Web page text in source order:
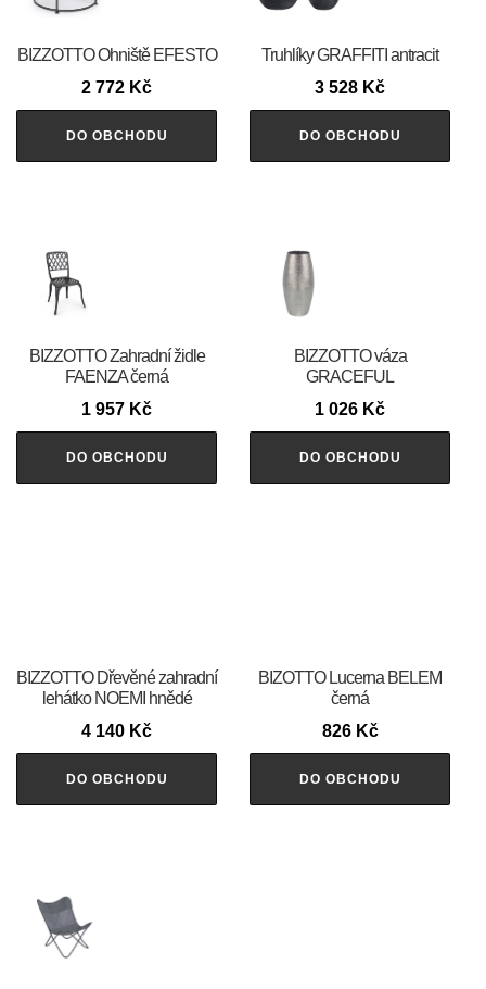
BIZZOTTO Ohniště EFESTO
2 772 Kč
DO OBCHODU
Truhlíky GRAFFITI antracit
3 528 Kč
DO OBCHODU
BIZZOTTO Zahradní židle
FAENZA černá
1 957 Kč
DO OBCHODU
BIZZOTTO váza
GRACEFUL
1 026 Kč
DO OBCHODU
BIZZOTTO Dřevěné zahradní
lehátko NOEMI hnědé
4 140 Kč
DO OBCHODU
BIZOTTO Lucerna BELEM
černá
826 Kč
DO OBCHODU